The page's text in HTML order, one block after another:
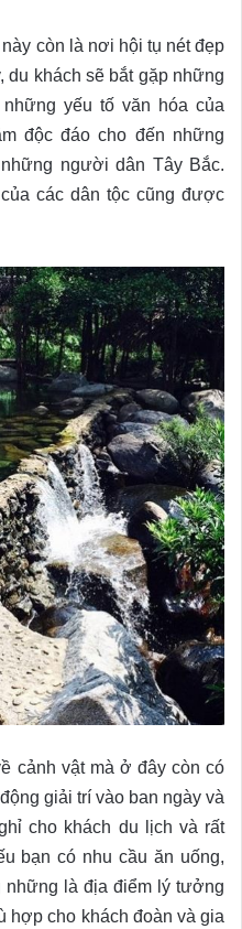
còn là nơi hội tụ nét đẹp
du khách sẽ bắt gặp những
yếu tố văn hóa của
độc đáo cho đến những
người dân Tây Bắc.
các dân tộc cũng được
cảnh vật mà ở đây còn có
giải trí vào ban ngày và
cho khách du lịch và rất
bạn có nhu cầu ăn uống,
là địa điểm lý tưởng
hợp cho khách đoàn và gia